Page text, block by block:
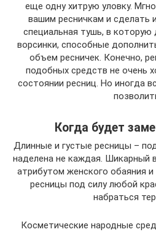
еще одну хитрую уловку.
вашим ресничкам и
специальная тушь, в
ворсинки, способные
объем ресничек. Конечно,
подобных средств не очень
состоянии ресниц. Но иногда
Когда будет
Длинные и густые ресницы –
наделена не каждая. Шикарный
атрибутом женского обаяния
ресницы под силу любой
набраться
Косметические народные